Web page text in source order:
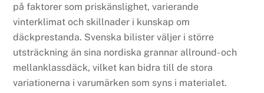
på faktorer som priskänslighet, varierande
vinterklimat och skillnader i kunskap om
däckprestanda. Svenska bilister väljer i större
utsträckning än sina nordiska grannar allround- och
mellanklassdäck, vilket kan bidra till de stora
variationerna i varumärken som syns i materialet.